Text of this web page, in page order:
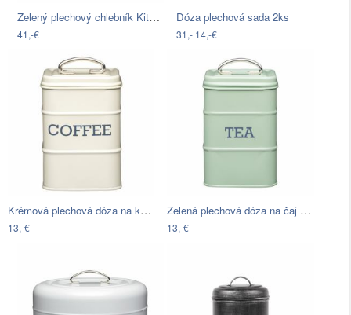
Zelený plechový chlebník Kitchen Craft…
41,-€
Dóza plechová sada 2ks
31,-14,-€
Krémová plechová dóza na kávu Kitchen…
13,-€
Zelená plechová dóza na čaj Kitchen…
13,-€